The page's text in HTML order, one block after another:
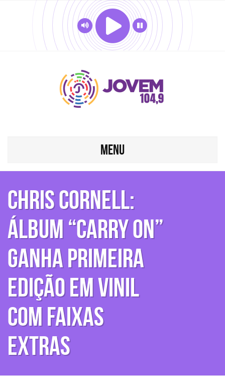
MENU
Chris Cornell:
álbum “Carry On”
ganha primeira
edição em vinil
com faixas
extras